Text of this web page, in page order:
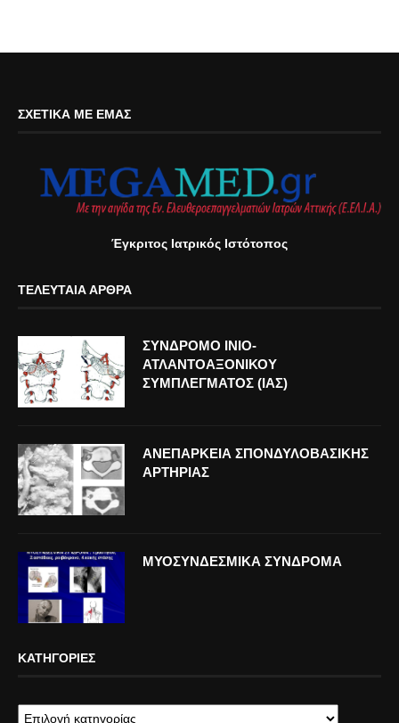
ΣΧΕΤΙΚΆ ΜΕ ΕΜΆΣ
Έγκριτος Ιατρικός Ιστότοπος
ΤΕΛΕΥΤΑΊΑ ΆΡΘΡΑ
ΣΥΝΔΡΟΜΟ ΙΝΙΟ-
ΑΤΛΑΝΤΟΑΞΟΝΙΚΟΥ
ΣΥΜΠΛΕΓΜΑΤΟΣ (ΙΑΣ)
ΑΝΕΠΑΡΚΕΙΑ ΣΠΟΝΔΥΛΟΒΑΣΙΚΗΣ
ΑΡΤΗΡΙΑΣ
ΜΥΟΣΥΝΔΕΣΜΙΚΑ ΣΥΝΔΡΟΜΑ
ΚΑΤΗΓΟΡΊΕΣ